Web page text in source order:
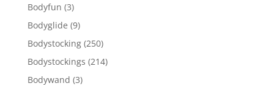
Bodyfun (3)
Bodyglide (9)
Bodystocking (250)
Bodystockings (214)
Bodywand (3)